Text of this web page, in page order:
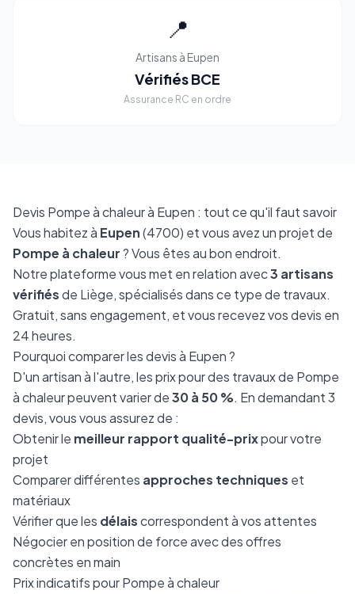
📍
Artisans à Eupen
Vérifiés BCE
Assurance RC en ordre
Devis Pompe à chaleur à Eupen : tout ce qu'il faut savoir
Vous habitez à Eupen(4700) et vous avez un projet de
Pompe à chaleur? Vous êtes au bon endroit.
Notre plateforme vous met en relation avec3 artisans
vérifiésde Liège, spécialisés dans ce type de travaux.
Gratuit, sans engagement, et vous recevez vos devis en
24 heures.
Pourquoi comparer les devis à Eupen ?
D'un artisan à l'autre, les prix pour des travaux de Pompe
à chaleur peuvent varier de30 à 50 %. En demandant 3
devis, vous vous assurez de :
Obtenir le meilleur rapport qualité-prixpour votre
projet
Comparer différentes approches techniques et
matériaux
Vérifier que les délaiscorrespondent à vos attentes
Négocier en position de force avec des offres
concrètes en main
Prix indicatifs pour Pompe à chaleur